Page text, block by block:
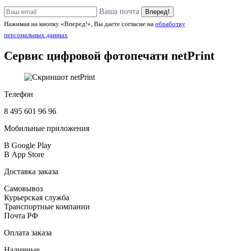
Ваша почта
Вперед!
Нажимая на кнопку «Вперед!», Вы даете согласие на обработку
персональных данных
Сервис цифровой фотопечати netPrint
Телефон
8 495 601 96 96
Мобильные приложения
В Google Play
В App Store
Доставка заказа
Самовывоз
Курьерская служба
Транспортные компании
Почта РФ
Оплата заказа